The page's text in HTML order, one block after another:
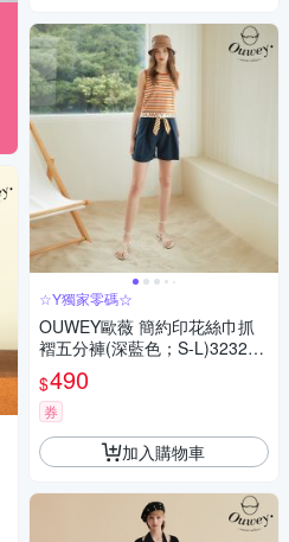
☆Y獨家零碼☆
OUWEY歐薇 簡約印花絲巾抓
褶五分褲(深藍色；S-L)323243
6023
$490
券
加入購物車